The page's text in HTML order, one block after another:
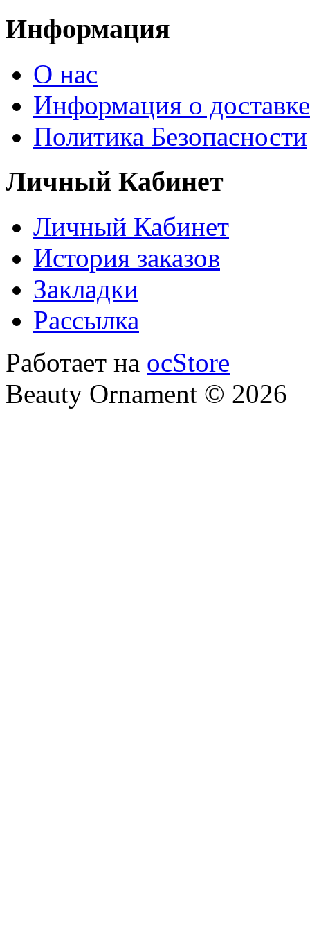
Информация
О нас
Информация о доставке
Политика Безопасности
Личный Кабинет
Личный Кабинет
История заказов
Закладки
Рассылка
Работает на ocStore
Beauty Ornament © 2026